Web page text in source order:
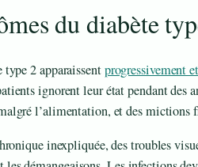
du diabète
2 apparaissentprogressivement
ignorent leur état pendant des
l’alimentation, et des mictions
inexpliquée, des troubles